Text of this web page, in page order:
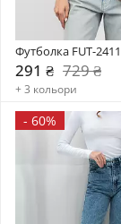
Футболка FUT-
291 ₴ 729 ₴
+ 3 кольори
- 60%